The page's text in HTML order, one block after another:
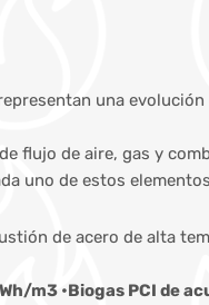
una
flujo de aire, gas y
uno de estos
de acero de alta
m3 •Biogas PCI de